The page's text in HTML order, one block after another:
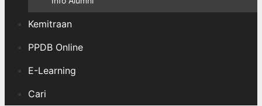
Kemitraan
PPDB Online
E-Learning
Cari